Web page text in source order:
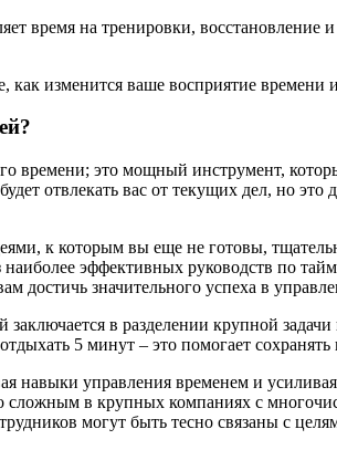
на тренировки, восстановление и
изменится ваше восприятие времени
времени; это мощный инструмент,
отвлекать вас от текущих дел, но
к которым вы еще не готовы,
эффективных руководств по
достичь значительного успеха в
в разделении крупной
5 минут – это помогает
навыки управления временем и
в крупных компаниях с
могут быть тесно связаны с